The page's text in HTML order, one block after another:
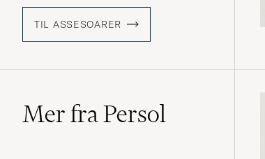
TIL ASSESOARER
Mer fra Persol